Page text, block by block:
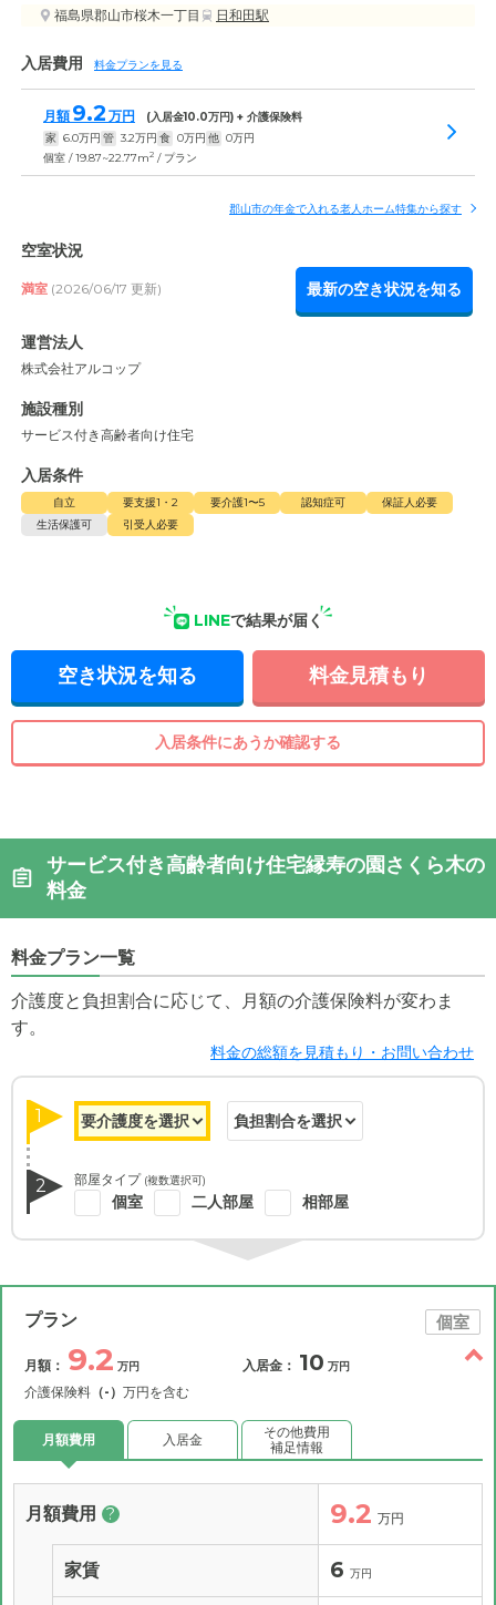
福島県郡山市桜木一丁目 日和田駅
入居費用 料金プランを見る
月額 9.2 万円 (入居金10.0万円) + 介護保険料
家 6.0万円 管 3.2万円 食 0万円 他 0万円
個室 / 19.87~22.77m2 / プラン
郡山市の年金で入れる老人ホーム特集から探す
空室状況
満室 (2026/06/17 更新) 最新の空き状況を知る
運営法人
株式会社アルコップ
施設種別
サービス付き高齢者向け住宅
入居条件
自立 要支援1・2 要介護1〜5 認知症可
保証人必要
生活保護可
引受人必要
LINEで結果が届く
空き状況を知る 料金見積もり
入居条件にあうか確認する
サービス付き高齢者向け住宅縁寿の園さくら木の
料金
料金プラン一覧
介護度と負担割合に応じて、月額の介護保険料が変わま
す。
料金の総額を見積もり・お問い合わせ
1
2 部屋タイプ (複数選択可)
個室 二人部屋 相部屋
プラン 個室
月額： 9.2 万円
介護保険料 （-） 万円を含む
入居金： 10 万円
月額費用 入居金
その他費用
補足情報
月額費用 ? 9.2 万円
家賃 6 万円